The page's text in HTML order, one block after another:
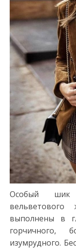
Особый шик
выполнены в
горчичного,
изумрудного.